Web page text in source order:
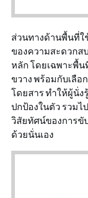
ส่วนทางด้านพื้นที่ใ
ของความสะดวกส
หลัก โดยเฉพาะพื้
ขวาง พร้อมกับเลื
โดยสาร ทำให้ผู้นั่
ปกป้องในตัว รวมไ
วิสัยทัศน์ของการขั
ด้วยนั่นเอง